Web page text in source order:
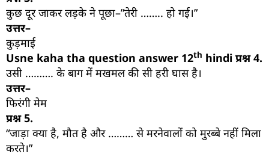
कुछ दूर जाकर लड़के ने पूछा–”तेरी …….. हो गई।”
उत्तर–
कुड़माई
Usne kaha tha question answer 12th hindi प्रश्न4.
उसी ………. के बाग में मखमल की सी हरी घास है।
उत्तर–
फिरंगी मेम
प्रश्न5.
“जाड़ा क्या है, मौत है और ……… से मरनेवालों को मुरब्बे नहीं मिला
करते।”